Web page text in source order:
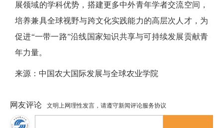
展领域的学科优势，搭建更多中外青年学者交流空间，
培养兼具全球视野与跨文化实践能力的高层次人才，为
促进“一带一路”沿线国家知识共享与可持续发展贡献青
年力量。
来源：中国农大国际发展与全球农业学院
网友评论 文明上网理性发言，请遵守新闻评论服务协议